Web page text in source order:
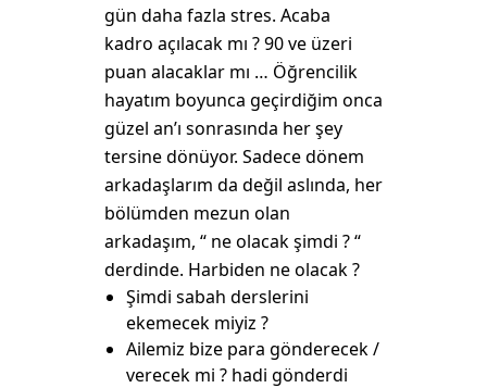
gün daha fazla stres. Acaba
kadro açılacak mı ? 90 ve üzeri
puan alacaklar mı … Öğrencilik
hayatım boyunca geçirdiğim onca
güzel an’ı sonrasında her şey
tersine dönüyor. Sadece dönem
arkadaşlarım da değil aslında, her
bölümden mezun olan
arkadaşım, “ ne olacak şimdi ? “
derdinde. Harbiden ne olacak ?
Şimdi sabah derslerini
ekemecek miyiz ?
Ailemiz bize para gönderecek /
verecek mi ? hadi gönderdi